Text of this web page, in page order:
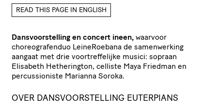
READ THIS PAGE IN ENGLISH
Dansvoorstelling en concert ineen, waarvoor
choreografenduo LeineRoebana de samenwerking
aangaat met drie voortreffelijke musici: sopraan
Elisabeth Hetherington, celliste Maya Friedman en
percussioniste Marianna Soroka.
OVER DANSVOORSTELLING EUTERPIANS